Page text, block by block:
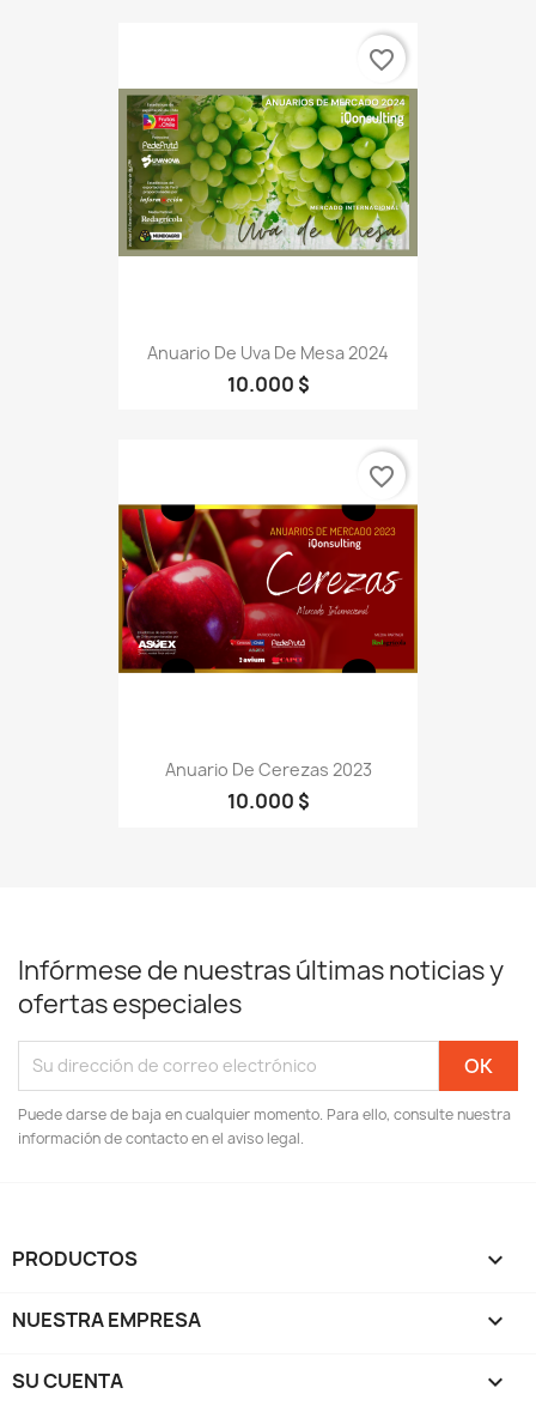
Anuario De Uva De Mesa 2024
10.000 $
favorite_border
Anuario De Cerezas 2023
10.000 $
favorite_border
Infórmese de nuestras últimas noticias y
ofertas especiales
Puede darse de baja en cualquier momento. Para ello, consulte nuestra
información de contacto en el aviso legal.
PRODUCTOS 
NUESTRA EMPRESA 
SU CUENTA 